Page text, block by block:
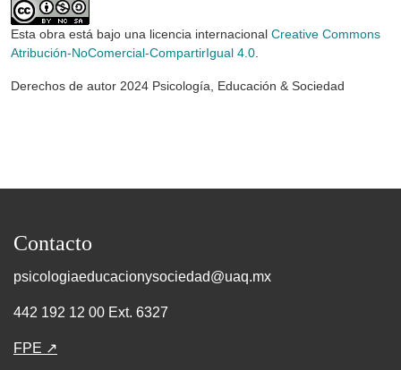
Esta obra está bajo una licencia internacional Creative Commons
Atribución-NoComercial-CompartirIgual 4.0.
Derechos de autor 2024 Psicología, Educación & Sociedad
Contacto
psicologiaeducacionysociedad@uaq.mx
442 192 12 00 Ext. 6327
FPE ↗